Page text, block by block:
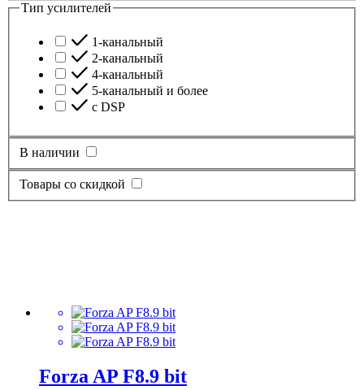
Тип усилителей
1-канальный
2-канальный
4-канальный
5-канальный и более
с DSP
В наличии
Товары со скидкой
Forza AP F8.9 bit